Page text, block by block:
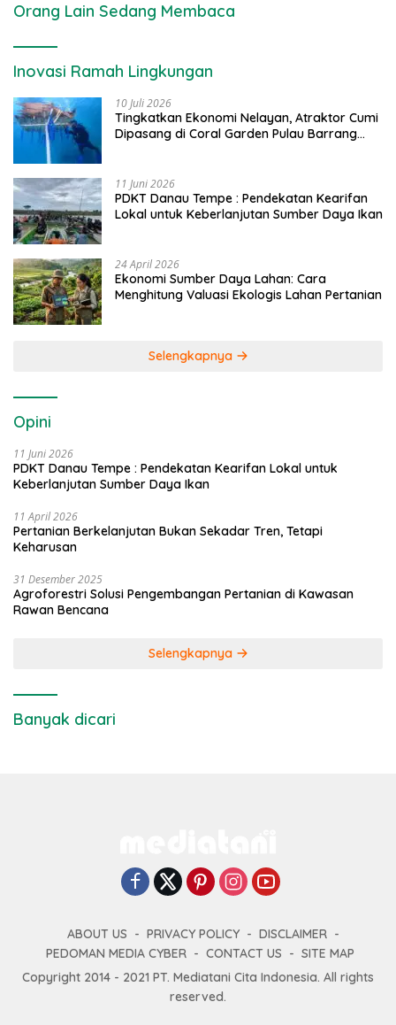
Orang Lain Sedang Membaca
Inovasi Ramah Lingkungan
10 Juli 2026
Tingkatkan Ekonomi Nelayan, Atraktor Cumi
Dipasang di Coral Garden Pulau Barrang
11 Juni 2026
PDKT Danau Tempe : Pendekatan Kearifan
Lokal untuk Keberlanjutan Sumber Daya Ikan
24 April 2026
Ekonomi Sumber Daya Lahan: Cara
Menghitung Valuasi Ekologis Lahan Pertanian
Selengkapnya
Opini
11 Juni 2026
PDKT Danau Tempe : Pendekatan Kearifan Lokal untuk
Keberlanjutan Sumber Daya Ikan
11 April 2026
Pertanian Berkelanjutan Bukan Sekadar Tren, Tetapi
Keharusan
31 Desember 2025
Agroforestri Solusi Pengembangan Pertanian di Kawasan
Rawan Bencana
Selengkapnya
Banyak dicari
ABOUT US PRIVACY POLICY
DISCLAIMER
PEDOMAN MEDIA CYBER
CONTACT US
SITE MAP
Copyright 2014 - 2021 PT. Mediatani Cita Indonesia. All rights
reserved.